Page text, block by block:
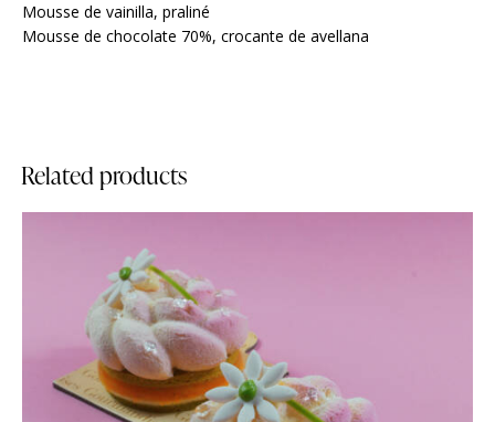
Mousse de vainilla, praliné
Mousse de chocolate 70%, crocante de avellana
Related products